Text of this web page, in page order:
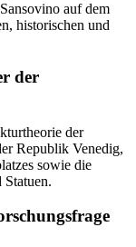
auf dem
historischen und
der
der
Republik Venedig,
sowie die